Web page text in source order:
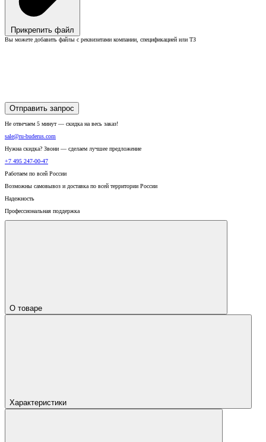
Прикрепить файл
Вы можете добавить файлы с реквизитами компании, спецификацией или ТЗ
Отправить запрос
Не отвечаем 5 минут — скидка на весь заказ!
sale@ru-buderus.com
Нужна скидка? Звони — сделаем лучшее предложение
+7 495 247-00-47
Работаем по всей России
Возможны самовывоз и доставка по всей территории России
Надежность
Профессиональная поддержка
О товаре
Характеристики